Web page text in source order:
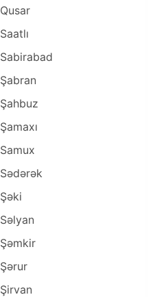
Qusar
Saatlı
Sabirabad
Şabran
Şahbuz
Şamaxı
Samux
Sədərək
Şəki
Səlyan
Şəmkir
Şərur
Şirvan